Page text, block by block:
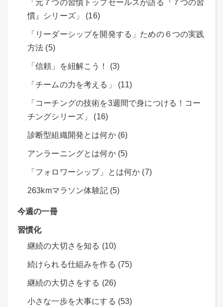
「元７つの習慣トップセールスが語る『７つの習
慣』シリーズ」 (16)
「リーダーシップを開発する」ための６つの実践
方法 (5)
「信頼」を紐解こう！ (3)
「チームの力を考える」 (11)
「コーチングの技術を3週間で身につける！コー
チングシリーズ」 (16)
診断型組織開発とは何か (6)
アンラーニングとは何か (5)
「フォロワーシップ」とは何か (7)
263kmマラソン体験記 (5)
今週の一冊
習慣化
継続の大切さを知る (10)
続けられる仕組みを作る (75)
継続の大切さをする (26)
小さな一歩を大事にする (53)